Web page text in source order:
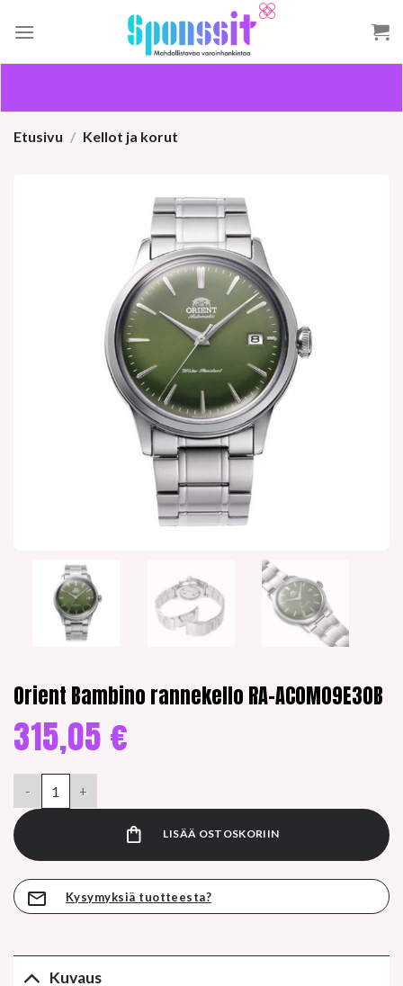
Etusivu / Kellot ja korut
Orient Bambino rannekello RA-AC0M09E30B
315,05 €
LISÄÄ OSTOSKORIIN
Kysymyksiä tuotteesta?
Kuvaus